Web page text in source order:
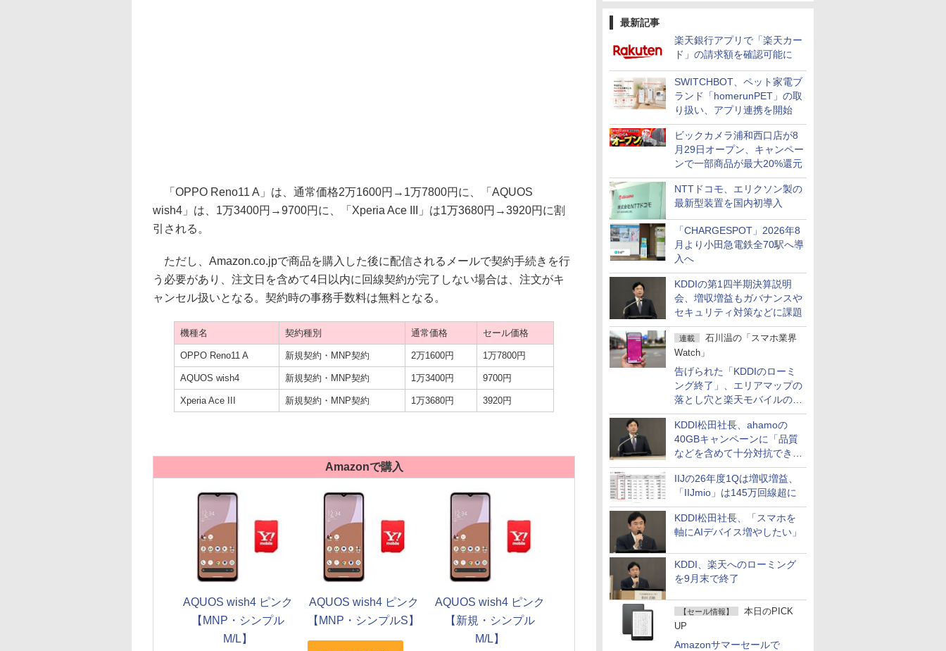
最新記事
楽天銀行アプリで「楽天カー
ド」の請求額を確認可能に
SWITCHBOT、ペット家電ブ
ランド「homerunPET」の取
り扱い、アプリ連携を開始
ビックカメラ浦和西口店が8
月29日オープン、キャンペー
ンで一部商品が最大20%還元
NTTドコモ、エリクソン製の
最新型装置を国内初導入
「CHARGESPOT」2026年8
月より小田急電鉄全70駅へ導
入へ
KDDIの第1四半期決算説明
会、増収増益もガバナンスや
セキュリティ対策などに課題
連載
石川温の「スマホ業界
Watch」
告げられた「KDDIのローミ
ング終了」、エリアマップの
落とし穴と楽天モバイルの課
題
KDDI松田社長、ahamoの
40GBキャンペーンに「品質
などを含めて十分対抗でき
る」
IIJの26年度1Qは増収増益、
「IIJmio」は145万回線超に
KDDI松田社長、「スマホを
軸にAIデバイス増やしたい」
KDDI、楽天へのローミング
を9月末で終了
【セール情報】
本日のPICK
UP
Amazonサマーセールで
「OPPO Reno11 A」は、通常価格2万1600円→1万7800円に、「AQUOS
wish4」は、1万3400円→9700円に、「Xperia Ace III」は1万3680円→3920円に割
引される。
ただし、Amazon.co.jpで商品を購入した後に配信されるメールで契約手続きを行
う必要があり、注文日を含めて4日以内に回線契約が完了しない場合は、注文がキ
ャンセル扱いとなる。契約時の事務手数料は無料となる。
機種名 契約種別 通常価格 セール価格
OPPO Reno11 A 新規契約・MNP契約 2万1600円 1万7800円
AQUOS wish4 新規契約・MNP契約 1万3400円 9700円
Xperia Ace III 新規契約・MNP契約 1万3680円 3920円
Amazonで購入
AQUOS wish4 ピンク
【MNP・シンプル
M/L】
AQUOS wish4 ピンク
【MNP・シンプルS】
AQUOS wish4 ピンク
【新規・シンプル
M/L】